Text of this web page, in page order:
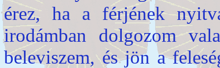
érez, ha a férjének
irodámban dolgozom
beleviszem, és jön a